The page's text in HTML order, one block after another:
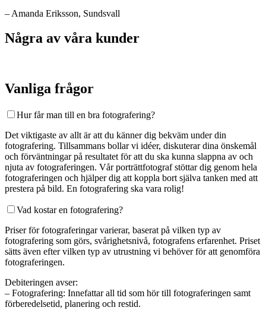
– Amanda Eriksson, Sundsvall
Några av våra kunder
Vanliga frågor
Hur får man till en bra fotografering?
Det viktigaste av allt är att du känner dig bekväm under din
fotografering. Tillsammans bollar vi idéer, diskuterar dina önskemål
och förväntningar på resultatet för att du ska kunna slappna av och
njuta av fotograferingen. Vår porträttfotograf stöttar dig genom hela
fotograferingen och hjälper dig att koppla bort själva tanken med att
prestera på bild. En fotografering ska vara rolig!
Vad kostar en fotografering?
Priser för fotograferingar varierar, baserat på vilken typ av
fotografering som görs, svårighetsnivå, fotografens erfarenhet. Priset
sätts även efter vilken typ av utrustning vi behöver för att genomföra
fotograferingen.
Debiteringen avser:
– Fotografering: Innefattar all tid som hör till fotograferingen samt
förberedelsetid, planering och restid.